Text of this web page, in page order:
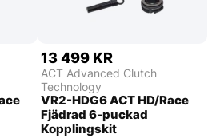
13 499 KR
ACT Advanced Clutch
Technology
VR2-HDG6 ACT HD/Race
Fjädrad 6-puckad
Kopplingskit